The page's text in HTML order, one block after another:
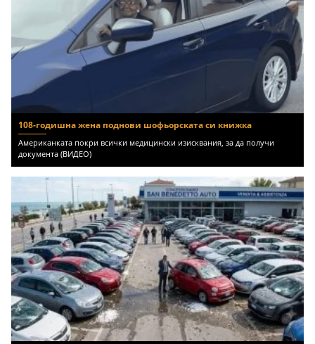
108-годишна жена поднови шофьорската си книжка
Американката покри всички медицински изисквания, за да получи
документа (ВИДЕО)